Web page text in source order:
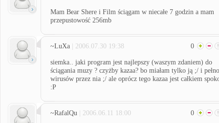
Mam Bear Shere i Film ściągam w niecałe 7 godzin a mam
przepustowość 256mb
~LuXa | 2006.07.30 19:38 0
siemka.. jaki program jest najlepszy (waszym zdaniem) do
ściągania muzy ? czyżby kazaa? bo miałam tylko ją ;/ i pełno
wirusów przez nia ;/ ale oprócz tego kazaa jest całkiem
:P
~RafalQu | 2006.06.11 18:00 0